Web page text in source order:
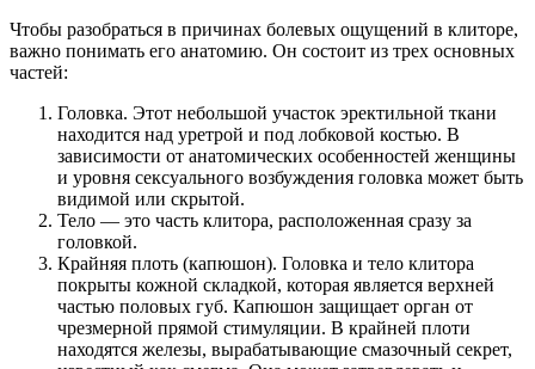
Чтобы разобраться в причинах болевых ощущений в клиторе,
важно понимать его анатомию. Он состоит из трех основных
частей:
Головка. Этот небольшой участок эректильной ткани
находится над уретрой и под лобковой костью. В
зависимости от анатомических особенностей женщины
и уровня сексуального возбуждения головка может быть
видимой или скрытой.
Тело — это часть клитора, расположенная сразу за
головкой.
Крайняя плоть (капюшон). Головка и тело клитора
покрыты кожной складкой, которая является верхней
частью половых губ. Капюшон защищает орган от
чрезмерной прямой стимуляции. В крайней плоти
находятся железы, вырабатывающие смазочный секрет,